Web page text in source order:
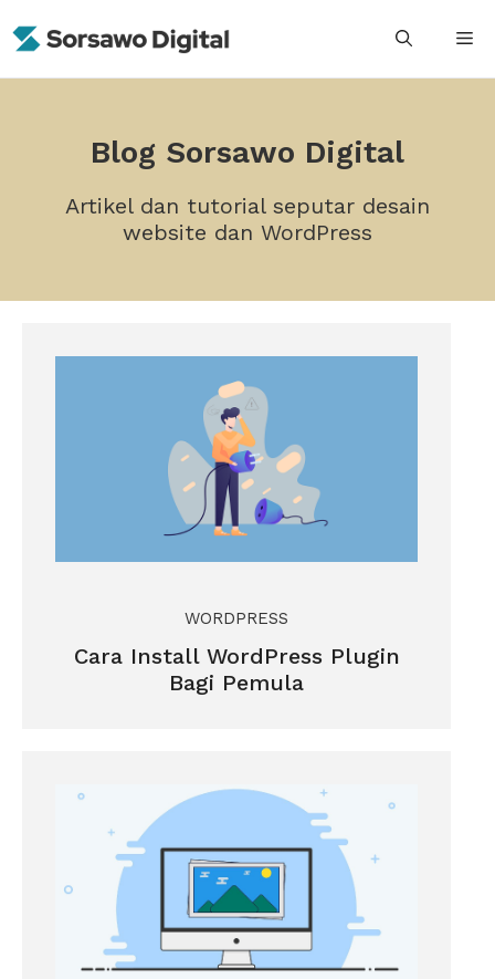
to
Blog Sorsawo Digital
Artikel dan tutorial seputar desain
website dan WordPress
WORDPRESS
Cara Install WordPress Plugin
Bagi Pemula